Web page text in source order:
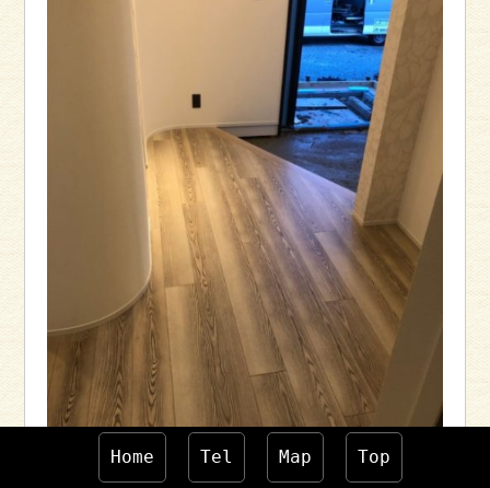
躯体と基礎を除いて解体し、曲線のある壁が特徴
Home Tel Map Top